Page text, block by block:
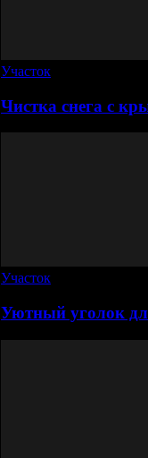
Участок
Чистка снега с
Участок
Уютный уголок